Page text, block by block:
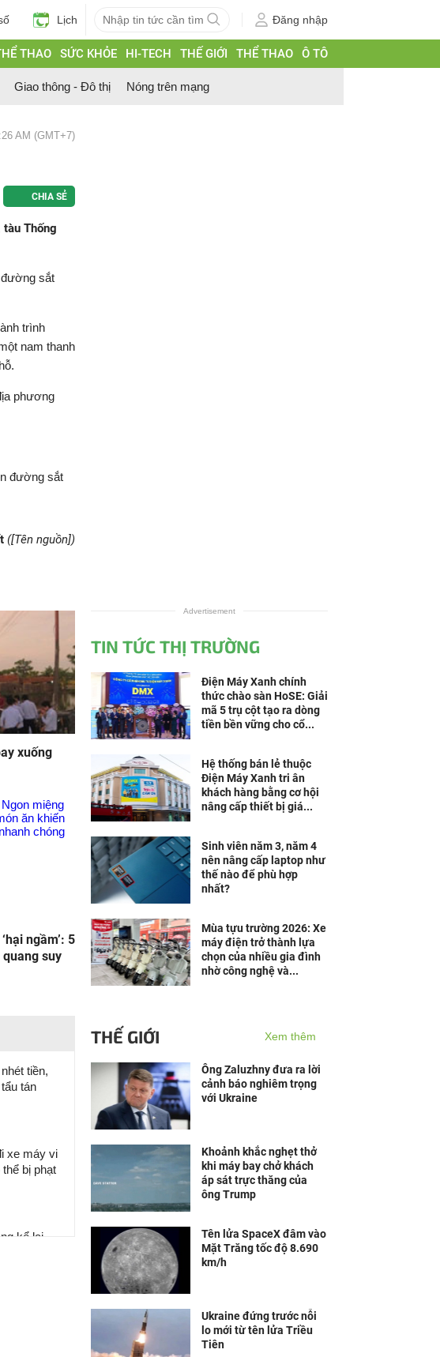
Lịch Đăng nhập
THAO SỨC KHỎE HI-TECH THẾ GIỚI THỂ THAO Ô TÔ
Giao thông - Đô thị Nóng trên mạng
AM (GMT+7)
CHIA SẺ
Thống
đường sắt
trình
nam thanh
phương
đường sắt
([Tên nguồn])
xuống
ngầm’: 5
suy
tiền,
tán
xe máy vi
bị phạt
kể lại
Advertisement
TIN TỨC THỊ TRƯỜNG
Điện Máy Xanh chính
thức chào sàn HoSE: Giải
mã 5 trụ cột tạo ra dòng
tiền bền vững cho cổ...
Hệ thống bán lẻ thuộc
Điện Máy Xanh tri ân
khách hàng bằng cơ hội
nâng cấp thiết bị giá...
Sinh viên năm 3, năm 4
nên nâng cấp laptop như
thế nào để phù hợp
nhất?
Mùa tựu trường 2026: Xe
máy điện trở thành lựa
chọn của nhiều gia đình
nhờ công nghệ và...
THẾ GIỚI Xem thêm
Ông Zaluzhny đưa ra lời
cảnh báo nghiêm trọng
với Ukraine
Khoảnh khắc nghẹt thở
khi máy bay chở khách
áp sát trực thăng của
ông Trump
Tên lửa SpaceX đâm vào
Mặt Trăng tốc độ 8.690
km/h
Ukraine đứng trước nỗi
lo mới từ tên lửa Triều
Tiên